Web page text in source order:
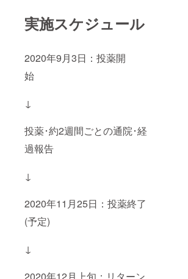
実施スケジュール
2020年9月3日：投薬開
始
↓
投薬･約2週間ごとの通院･経
過報告
↓
2020年11月25日：投薬終了
(予定)
↓